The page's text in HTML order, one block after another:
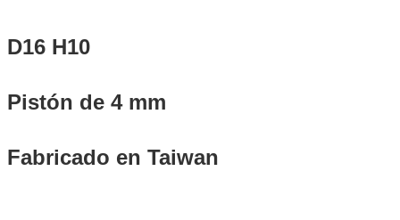
D16 H10
Pistón de 4 mm
Fabricado en Taiwan